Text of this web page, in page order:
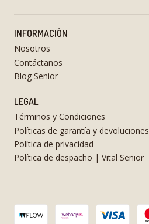
INFORMACIÓN
Nosotros
Contáctanos
Blog Senior
LEGAL
Términos y Condiciones
Políticas de garantía y devoluciones
Política de privacidad
Política de despacho | Vital Senior